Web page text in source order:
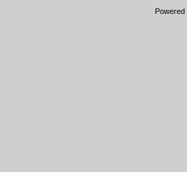
Powered